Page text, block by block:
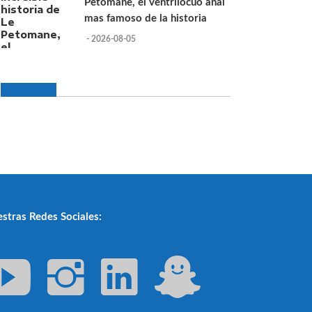
Petomane, el ventrilocuo anal
mas famoso de la historia
- 2026-08-05
Redes Sociales: